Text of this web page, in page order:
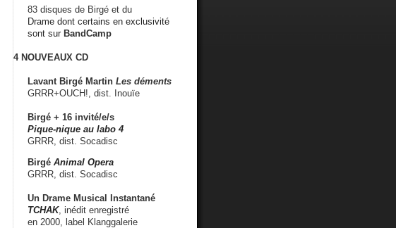
83 disques de Birgé et du
Drame dont certains en exclusivité
sont sur BandCamp
4 NOUVEAUX CD
Lavant Birgé Martin Les déments
GRRR+OUCH!, dist. Inouïe
Birgé + 16 invité/e/s
Pique-nique au labo 4
GRRR, dist. Socadisc
Birgé Animal Opera
GRRR, dist. Socadisc
Un Drame Musical Instantané
TCHAK, inédit enregistré
en 2000, label Klanggalerie